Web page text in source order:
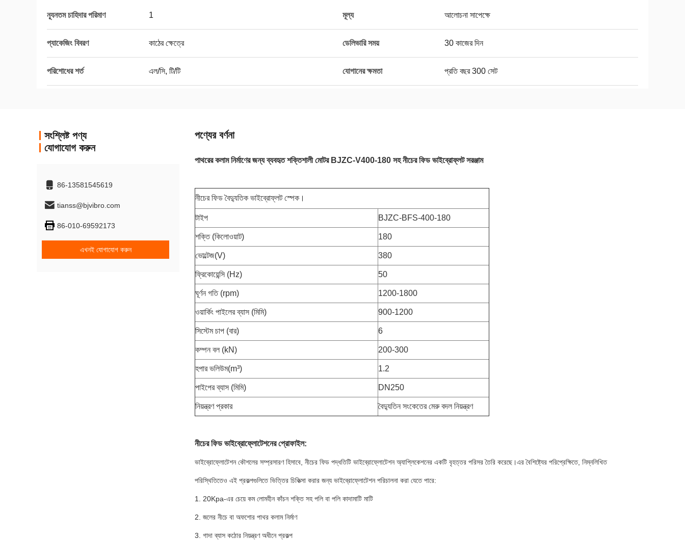
ন্যূনতম চাহিদার পরিমাণ 1 মূল্য আলোচনা সাপেক্ষে
প্যাকেজিং বিবরণ কাঠের ক্ষেত্রে ডেলিভারি সময় 30 কাজের দিন
পরিশোধের শর্ত এল/সি, টি/টি যোগানের ক্ষমতা প্রতি বছর 300 সেট
সংশ্লিষ্ট পণ্য
যোগাযোগ করুন
86-13581545619
tianss@bjvibro.com
86-010-69592173
এখনই যোগাযোগ করুন
পণ্যের বর্ণনা
পাথরের কলাম নির্মাণের জন্য ব্যবহৃত শক্তিশালী মোটর BJZC-V400-180 সহ নীচের ফিড ভাইব্রোফ্লট সরঞ্জাম
নীচের ফিড বৈদ্যুতিক ভাইব্রোফ্লট স্পেক।
টাইপ BJZC-BFS-400-180
শক্তি (কিলোওয়াট) 180
ভোল্টেজ(V) 380
ফ্রিকোয়েন্সি (Hz) 50
ঘূর্ণন গতি (rpm) 1200-1800
ওয়ার্কিং পাইলের ব্যাস (মিমি) 900-1200
সিস্টেম চাপ (বার) 6
কম্পন বল (kN) 200-300
হপার ভলিউম(m³) 1.2
পাইপের ব্যাস (মিমি) DN250
নিয়ন্ত্রণ প্রকার বৈদ্যুতিন সংকেতের মেরু বদল নিয়ন্ত্রণ
নীচের ফিড ভাইব্রোফ্লোটেশনের প্রোফাইল:
ভাইব্রোফ্লোটেশন কৌশলের সম্প্রসারণ হিসাবে, নীচের ফিড পদ্ধতিটি ভাইব্রোফ্লোটেশন অ্যাপ্লিকেশনের একটি বৃহত্তর পরিসর তৈরি করেছে।এর বৈশিষ্ট্যের পরিপ্রেক্ষিতে, নিম্নলিখিত
পরিস্থিতিতেও এই প্রকল্পগুলিতে ভিত্তির চিকিত্সা করার জন্য ভাইব্রোফ্লোটেশন পরিচালনা করা যেতে পারে:
1. 20Kpa-এর চেয়ে কম লোমহীন কাঁচন শক্তি সহ পলি বা পলি কাদামাটি মাটি
2. জলের নীচে বা অফশোর পাথর কলাম নির্মাণ
3. গাদা ব্যাস কঠোর নিয়ন্ত্রণ অধীনে প্রকল্প